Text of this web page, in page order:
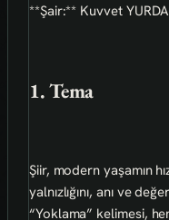
**Şair:** Kuvvet
1. Tema
Şiir, modern yaşamın
yalnızlığını, anı ve
“Yoklama” kelimesi,